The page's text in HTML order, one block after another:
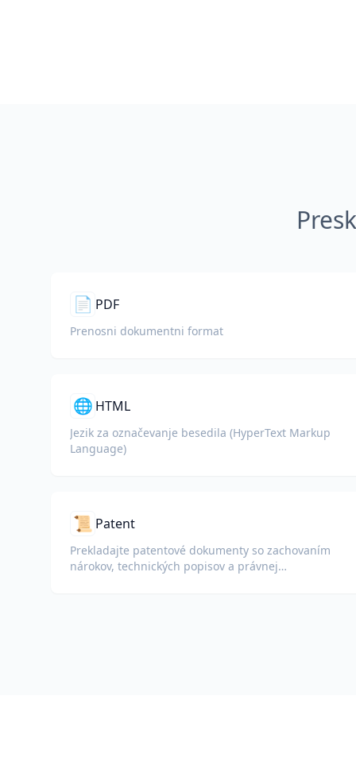
📄 PDF
Prenosni dokumentni format
🌐 HTML
Jezik za označevanje besedila (HyperText Markup
Language)
📜 Patent
Prekladajte patentové dokumenty so zachovaním
nárokov, technických popisov a právnej